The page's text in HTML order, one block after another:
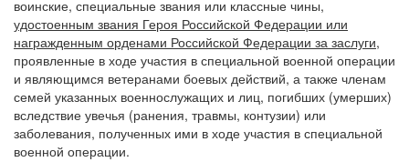
воинские, специальные звания или классные чины,
удостоенным звания Героя Российской Федерации или
награжденным орденами Российской Федерации за заслуги,
проявленные в ходе участия в специальной военной операции
и являющимся ветеранами боевых действий, а также членам
семей указанных военнослужащих и лиц, погибших (умерших)
вследствие увечья (ранения, травмы, контузии) или
заболевания, полученных ими в ходе участия в специальной
военной операции.